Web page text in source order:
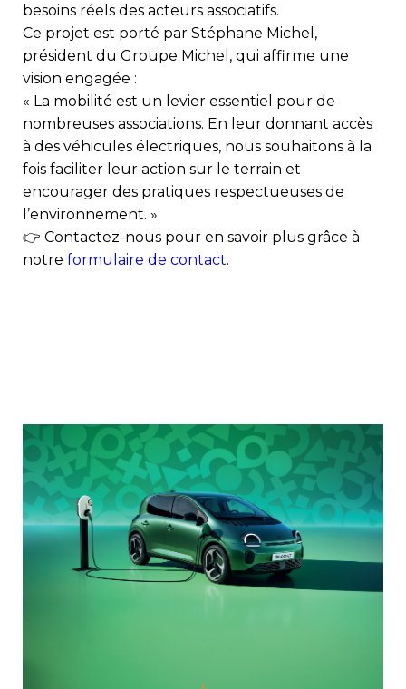
besoins réels des acteurs associatifs.
Ce projet est porté par Stéphane Michel ,
président du Groupe Michel, qui affirme une
vision engagée :
« La mobilité est un levier essentiel pour de
nombreuses associations. En leur donnant accès
à des véhicules électriques, nous souhaitons à la
fois faciliter leur action sur le terrain et
encourager des pratiques respectueuses de
l’environnement. »
👉 Contactez-nous pour en savoir plus grâce à
notre formulaire de contact.